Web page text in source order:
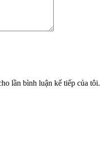
lần bình luận kế tiếp của tôi.